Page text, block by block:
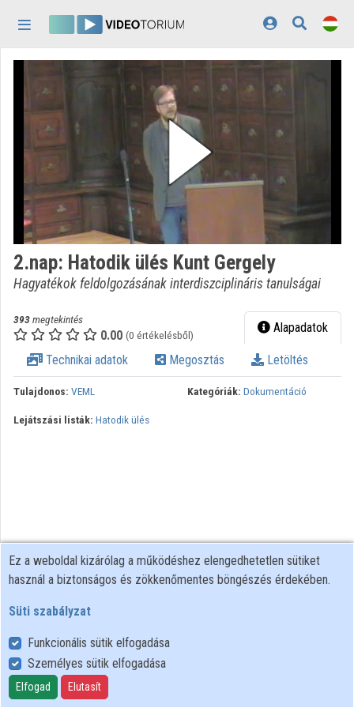
Felfedezés
Kategóriák
Lejátszási listák
Intézmények
Közreműködők
2.nap: Hatodik ülés Kunt Gergely
Hagyatékok feldolgozásának interdiszciplináris tanulságai
393megtekintés
0.00 (0 értékelésből) Alapadatok
Technikai adatok Megosztás Letöltés
Tulajdonos: VEML Kategóriák: Dokumentáció
Lejátszási listák: Hatodik ülés
Felhasználói szabályzat
Adatkezelési tájékoztató
Süti szabályzat
Ez a weboldal kizárólag a működéshez elengedhetetlen sütiket
használ a biztonságos és zökkenőmentes böngészés érdekében.
Süti szabályzat
Funkcionális sütik elfogadása
Személyes sütik elfogadása
Elfogad Elutasít